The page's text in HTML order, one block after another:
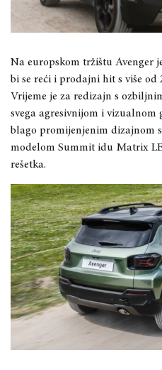
Na europskom tržištu Avenger
bi se reći i prodajni hit s više od
Vrijeme je za redizajn s
svega agresivnijom i
blago promijenjenim dizajnom
modelom Summit idu Matrix
rešetka.